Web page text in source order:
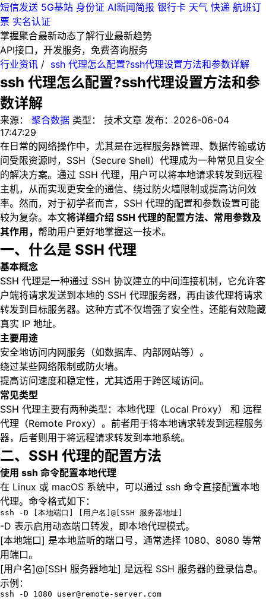
短信发送 5G基站 身份证 AI新闻简报 银行卡 天气 快递 航班订
票 实名认证
掌握聚合最新动态了解行业最新趋势
API接口，开发服务，免费咨询服务
行业资讯 / ssh 代理怎么配置?ssh代理设置方法和参数详解
ssh 代理怎么配置?ssh代理设置方法和参
数详解
来源： 聚合数据 类型： 技术文章 发布： 2026-06-04
17:47:29
在日常的网络操作中，尤其是在远程服务器管理、数据传输或访
问受限资源时，SSH（Secure Shell）代理成为一种常见且安全
的解决方案。通过 SSH 代理，用户可以将本地请求转发到远程
主机，从而实现更安全的通信、绕过防火墙限制或提高访问效
率。然而，对于初学者而言，SSH 代理的配置和参数设置可能
较为复杂。本文将详细介绍 SSH 代理的配置方法、常用参数及
其作用， 帮助用户更好地掌握这一技术。
一、什么是 SSH 代理
基本概念
SSH 代理是一种通过 SSH 协议建立的中间连接机制，它允许客
户端将请求发送到本地的 SSH 代理服务器，再由该代理将请求
转发到目标服务器。这种方式不仅增强了安全性，还能有效隐藏
真实 IP 地址。
主要用途
安全地访问内网服务（如数据库、内部网站等）。
绕过某些网络限制或防火墙。
提高访问速度和稳定性，尤其适用于跨区域访问。
常见类型
SSH 代理主要有两种类型：本地代理（Local Proxy） 和 远程
代理（Remote Proxy）。前者用于将本地请求转发到远程服务
器，后者则用于将远程请求转发到本地系统。
二、SSH 代理的配置方法
使用 ssh 命令配置本地代理
在 Linux 或 macOS 系统中，可以通过 ssh 命令直接配置本地
代理。命令格式如下：
ssh -D [本地端口] [用户名]@[SSH 服务器地址]
-D 表示启用动态端口转发，即本地代理模式。
[本地端口] 是本地监听的端口号，通常选择 1080、8080 等常
用端口。
[用户名]@[SSH 服务器地址] 是远程 SSH 服务器的登录信息。
示例：
ssh -D 1080 user@remote-server.com